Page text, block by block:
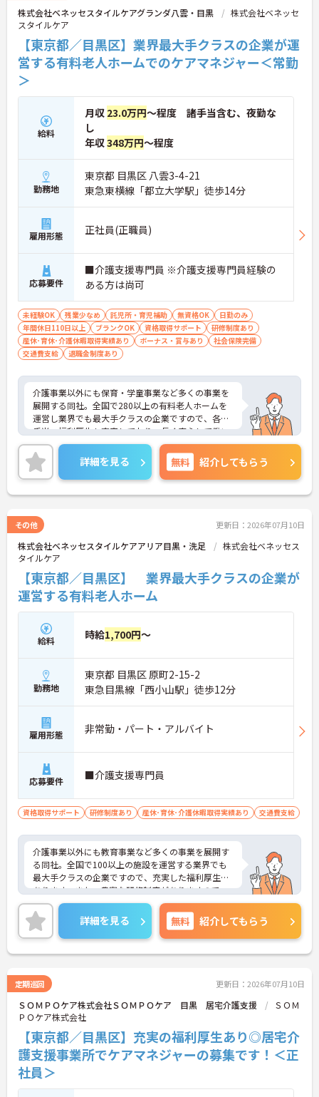
株式会社ベネッセスタイルケアグランダ八雲・目黒
株式会社ベネッセ
スタイルケア
【東京都／目黒区】業界最大手クラスの企業が運
営する有料老人ホームでのケアマネジャー＜常勤
＞
給料
月収 23.0万円～程度 諸手当含む、夜勤な
し
年収348万円～程度
勤務地
東京都 目黒区 八雲3-4-21
東急東横線「都立大学駅」徒歩14分
雇用形態 正社員(正職員)
応募要件
■介護支援専門員 ※介護支援専門員経験の
ある方は尚可
未経験OK 残業少なめ 託児所・育児補助 無資格OK
日勤のみ
年間休日110日以上
ブランクOK 資格取得サポート
研修制度あり
産休･育休･介護休暇取得実績あり
ボーナス・賞与あり
社会保険完備
交通費支給
退職金制度あり
介護事業以外にも保育・学童事業など多くの事業を
展開する同社。全国で280以上の有料老人ホームを
運営し業界でも最大手クラスの企業ですので、各種
手当、福利厚生も充実しており、長く安心して働い
ていただける環境です。ご興味ある方には、面接対
策ポイントなど、さらに詳細をお話しいたしますの
でお気軽にご相談ください。
詳細を見る 無料 紹介してもらう
その他 更新日：2026年07月10日
株式会社ベネッセスタイルケアアリア目黒・洗足
株式会社ベネッセス
タイルケア
【東京都／目黒区】 業界最大手クラスの企業が
運営する有料老人ホーム
給料 時給1,700円～
勤務地
東京都 目黒区 原町2-15-2
東急目黒線「西小山駅」徒歩12分
雇用形態 非常勤・パート・アルバイト
応募要件 ■介護支援専門員
資格取得サポート 研修制度あり 産休･育休･介護休暇取得実績あり 交通費支給
介護事業以外にも教育事業など多くの事業を展開す
る同社。全国で100以上の施設を運営する業界でも
最大手クラスの企業ですので、充実した福利厚生が
あります。また、豊富な研修制度がありますので、
未経験の方も安心です。ご興味ある方には、面接対
策ポイントなど、さらに詳細をお話しいたしますの
でお気軽にご相談ください。
詳細を見る 無料 紹介してもらう
定期巡回 更新日：2026年07月10日
ＳＯＭＰＯケア株式会社ＳＯＭＰＯケア 目黒 居宅介護支援
ＳＯＭ
ＰＯケア株式会社
【東京都／目黒区】充実の福利厚生あり◎居宅介
護支援事業所でケアマネジャーの募集です！＜正
社員＞